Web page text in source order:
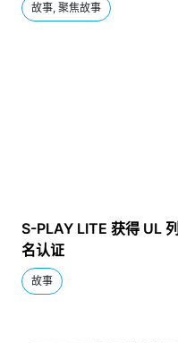
故事, 聚焦故事
S-PLAY LITE 获得 UL 列
名认证
故事